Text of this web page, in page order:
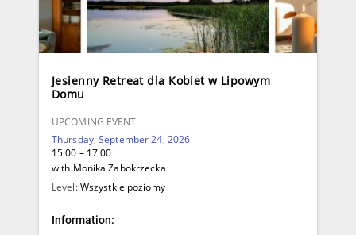
Jesienny Retreat dla Kobiet w Lipowym
Domu
UPCOMING EVENT
Thursday, September 24, 2026
15:00 – 17:00
with Monika Zabokrzecka
Level:Wszystkie poziomy
Information: